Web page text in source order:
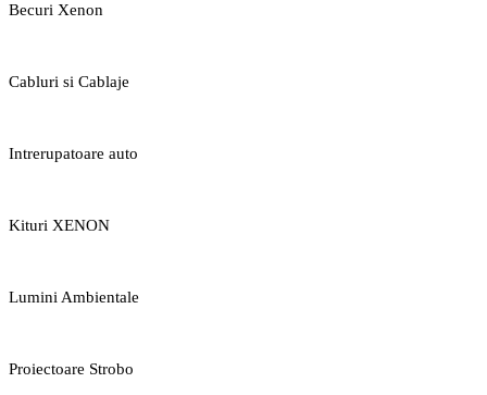
Becuri Xenon
Cabluri si Cablaje
Intrerupatoare auto
Kituri XENON
Lumini Ambientale
Proiectoare Strobo